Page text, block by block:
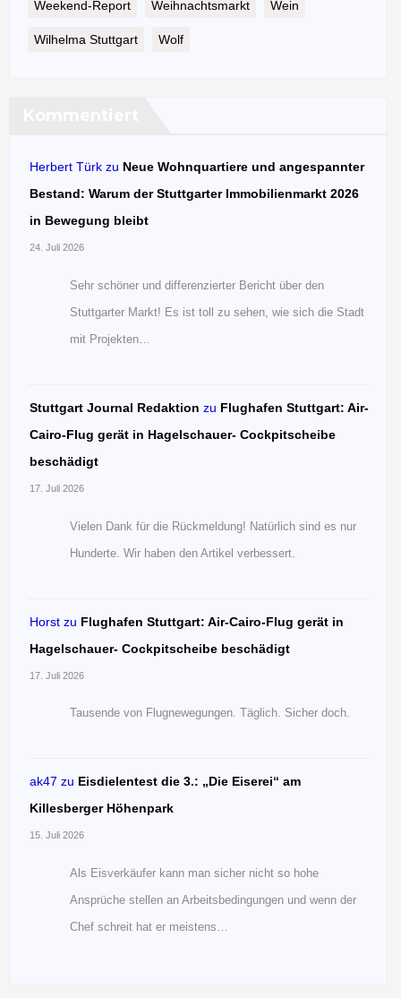
Weekend-Report Weihnachtsmarkt Wein
Wilhelma Stuttgart Wolf
Herbert Türk zu Neue Wohnquartiere und angespannter
Bestand: Warum der Stuttgarter Immobilienmarkt 2026
in Bewegung bleibt
24. Juli 2026
Sehr schöner und differenzierter Bericht über den
Stuttgarter Markt! Es ist toll zu sehen, wie sich die Stadt
mit Projekten…
Stuttgart Journal Redaktion zu Flughafen Stuttgart: Air-
Cairo-Flug gerät in Hagelschauer- Cockpitscheibe
beschädigt
17. Juli 2026
Vielen Dank für die Rückmeldung! Natürlich sind es nur
Hunderte. Wir haben den Artikel verbessert.
Horst zu Flughafen Stuttgart: Air-Cairo-Flug gerät in
Hagelschauer- Cockpitscheibe beschädigt
17. Juli 2026
Tausende von Flugnewegungen. Täglich. Sicher doch.
ak47 zu Eisdielentest die 3.: „Die Eiserei“ am
Killesberger Höhenpark
15. Juli 2026
Als Eisverkäufer kann man sicher nicht so hohe
Ansprüche stellen an Arbeitsbedingungen und wenn der
Chef schreit hat er meistens…